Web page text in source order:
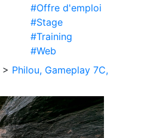
#Offre d'emploi
#Stage
#Training
#Web
> Philou, Gameplay 7C,